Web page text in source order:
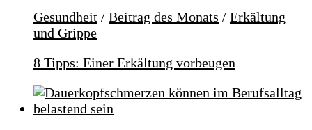
Gesundheit / Beitrag des Monats / Erkältung
und Grippe
8 Tipps: Einer Erkältung vorbeugen